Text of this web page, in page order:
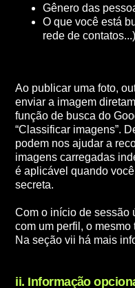
Gênero das
O que você está
rede de contatos...)
Ao publicar uma foto,
enviar a imagem
função de busca do
“Classificar imagens”.
podem nos ajudar a
imagens carregadas
é aplicável quando
secreta.
Com o início de sessão
com um perfil, o
Na seção vii há mais
ii. Informação